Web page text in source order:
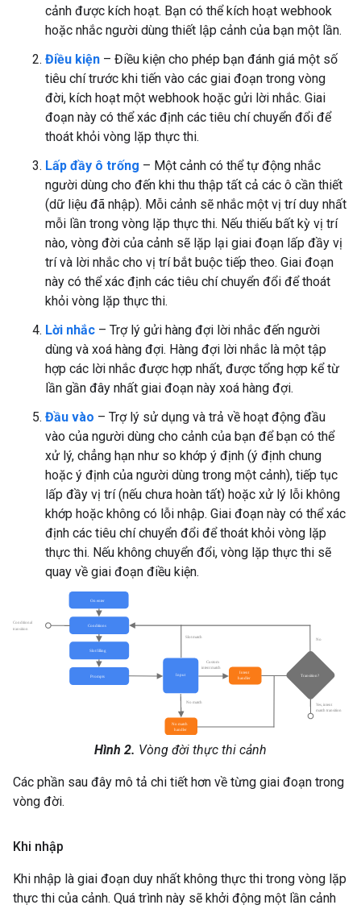
cảnh được kích hoạt. Bạn có thể kích hoạt webhook
hoặc nhắc người dùng thiết lập cảnh của bạn một lần.
Điều kiện – Điều kiện cho phép bạn đánh giá một số
tiêu chí trước khi tiến vào các giai đoạn trong vòng
đời, kích hoạt một webhook hoặc gửi lời nhắc. Giai
đoạn này có thể xác định các tiêu chí chuyển đổi để
thoát khỏi vòng lặp thực thi.
Lấp đầy ô trống – Một cảnh có thể tự động nhắc
người dùng cho đến khi thu thập tất cả các ô cần thiết
(dữ liệu đã nhập). Mỗi cảnh sẽ nhắc một vị trí duy nhất
mỗi lần trong vòng lặp thực thi. Nếu thiếu bất kỳ vị trí
nào, vòng đời của cảnh sẽ lặp lại giai đoạn lấp đầy vị
trí và lời nhắc cho vị trí bắt buộc tiếp theo. Giai đoạn
này có thể xác định các tiêu chí chuyển đổi để thoát
khỏi vòng lặp thực thi.
Lời nhắc – Trợ lý gửi hàng đợi lời nhắc đến người
dùng và xoá hàng đợi. Hàng đợi lời nhắc là một tập
hợp các lời nhắc được hợp nhất, được tổng hợp kể từ
lần gần đây nhất giai đoạn này xoá hàng đợi.
Đầu vào – Trợ lý sử dụng và trả về hoạt động đầu
vào của người dùng cho cảnh của bạn để bạn có thể
xử lý, chẳng hạn như so khớp ý định (ý định chung
hoặc ý định của người dùng trong một cảnh), tiếp tục
lấp đầy vị trí (nếu chưa hoàn tất) hoặc xử lý lỗi không
khớp hoặc không có lỗi nhập. Giai đoạn này có thể xác
định các tiêu chí chuyển đổi để thoát khỏi vòng lặp
thực thi. Nếu không chuyển đổi, vòng lặp thực thi sẽ
quay về giai đoạn điều kiện.
Hình 2. Vòng đời thực thi cảnh
Các phần sau đây mô tả chi tiết hơn về từng giai đoạn trong
vòng đời.
Khi nhập
Khi nhập là giai đoạn duy nhất không thực thi trong vòng lặp
thực thi của cảnh. Quá trình này sẽ khởi động một lần cảnh